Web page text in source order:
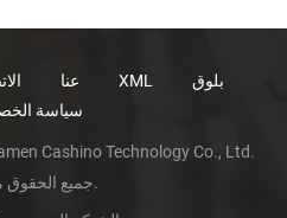
الداخلية,نوافذ CE,FCC,RoHS
عنا XML
بلوق
سياسة
جميع الحقوق محفوظة.